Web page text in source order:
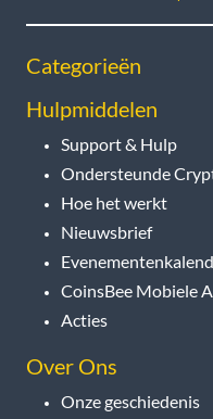
Categorieën
Hulpmiddelen
Support & Hulp
Ondersteunde
Hoe het werkt
Nieuwsbrief
CoinsBee Mobiele
Acties
Over Ons
Onze geschiedenis